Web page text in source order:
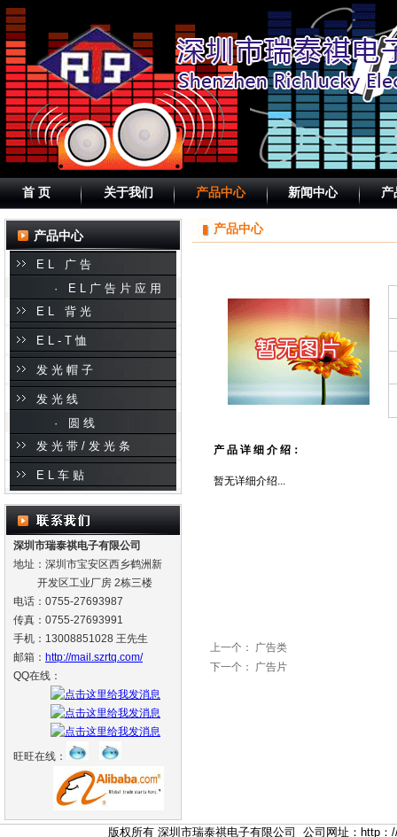
首 页 关于我们 产品中心 新闻中心 产
产品中心
EL 广告
· EL广告片应用
EL 背光
EL-T恤
发光帽子
发光线
· 圆线
发光带/发光条
EL车贴
深圳市瑞泰祺电子有限公司
地址：深圳市宝安区西乡鹤洲新
开发区工业厂房 2栋三楼
电话：0755-27693987
传真：0755-27693991
手机：13008851028 王先生
邮箱： http://mail.szrtq.com/
QQ在线：
旺旺在线：
产品中心
产 品 详 细 介 绍：
暂无详细介绍...
上一个： 广告类
下一个： 广告片
版权所有 深圳市瑞泰祺电子有限公司 公司网址：http